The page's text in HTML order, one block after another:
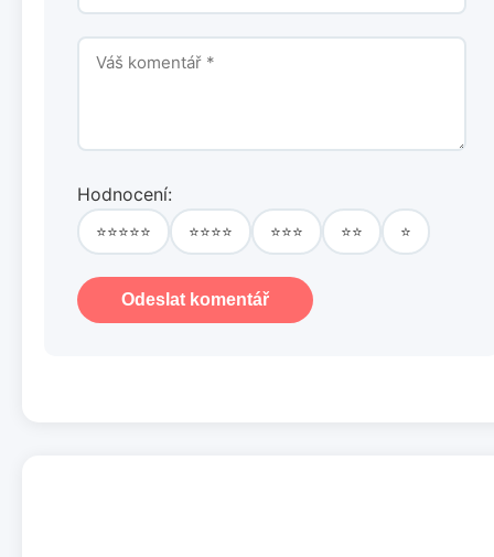
Hodnocení:
⭐⭐⭐⭐⭐ ⭐⭐⭐⭐ ⭐⭐⭐ ⭐⭐ ⭐
Odeslat komentář